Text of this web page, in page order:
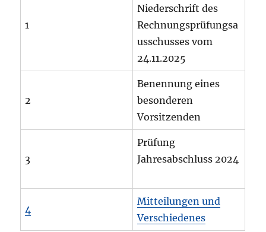
1
Niederschrift des
Rechnungsprüfungsa
usschusses vom
24.11.2025
2
Benennung eines
besonderen
Vorsitzenden
3
Prüfung
Jahresabschluss 2024
4
Mitteilungen und
Verschiedenes